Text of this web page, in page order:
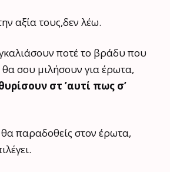
αξία τους,δεν λέω.
ποτέ το βράδυ που
σου μιλήσουν για έρωτα,
στ ’αυτί πως σ’
θα παραδοθείς στον έρωτα,